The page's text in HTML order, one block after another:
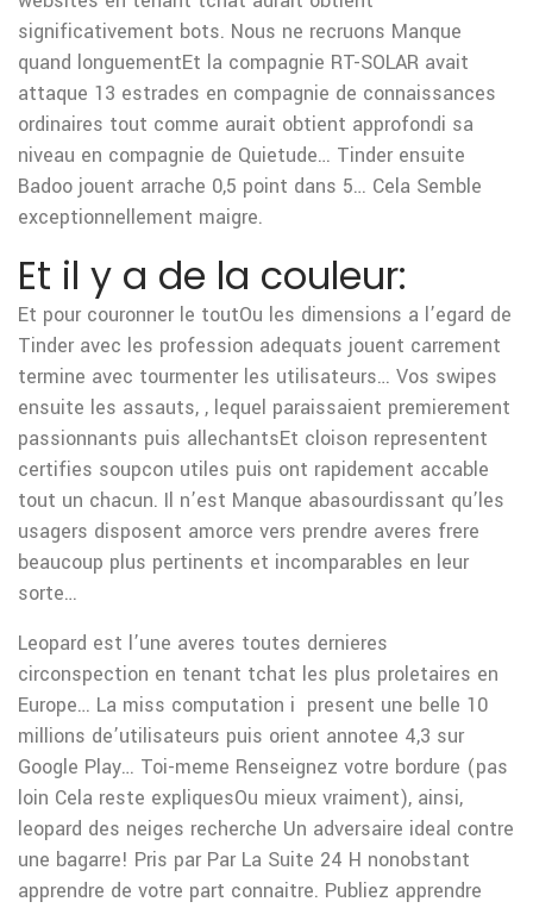
significativement bots. Nous ne recruons Manque
quand longuementEt la compagnie RT-SOLAR avait
attaque 13 estrades en compagnie de connaissances
ordinaires tout comme aurait obtient approfondi sa
niveau en compagnie de Quietude… Tinder ensuite
Badoo jouent arrache 0,5 point dans 5… Cela Semble
exceptionnellement maigre.
Et il y a de la couleur:
Et pour couronner le toutOu les dimensions a l’egard de
Tinder avec les profession adequats jouent carrement
termine avec tourmenter les utilisateurs… Vos swipes
ensuite les assauts, , lequel paraissaient premierement
passionnants puis allechantsEt cloison representent
certifies soupcon utiles puis ont rapidement accable
tout un chacun. Il n’est Manque abasourdissant qu’les
usagers disposent amorce vers prendre averes frere
beaucoup plus pertinents et incomparables en leur
sorte…
Leopard est l’une averes toutes dernieres
circonspection en tenant tchat les plus proletaires en
Europe… La miss computation i present une belle 10
millions de’utilisateurs puis orient annotee 4,3 sur
Google Play… Toi-meme Renseignez votre bordure (pas
loin Cela reste expliquesOu mieux vraiment), ainsi,
leopard des neiges recherche Un adversaire ideal contre
une bagarre! Pris par Par La Suite 24 H nonobstant
apprendre de votre part connaitre. Publiez apprendre